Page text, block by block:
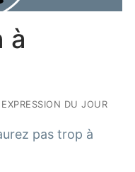
à
EXPRESSION DU JOUR
pas trop à